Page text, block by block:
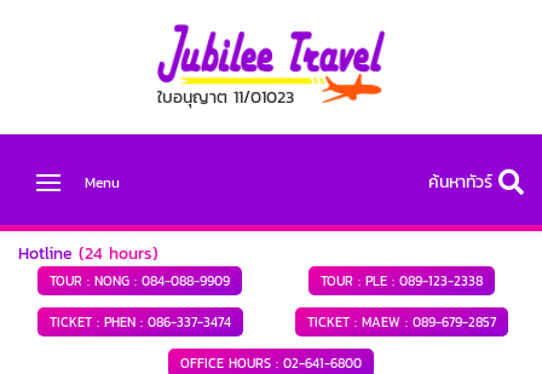
ใบอนุญาต 11/01023
Menu ค้นหาทัวร์
Hotline (24 hours)
TOUR : NONG : 084-088-9909 TOUR : PLE : 089-123-2338
TICKET : PHEN :086-337-3474 TICKET : MAEW : 089-679-2857
OFFICE HOURS : 02-641-6800